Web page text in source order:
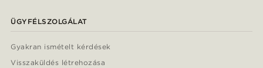
ÜGYFÉLSZOLGÁLAT
Gyakran ismételt kérdések
Visszaküldés létrehozása